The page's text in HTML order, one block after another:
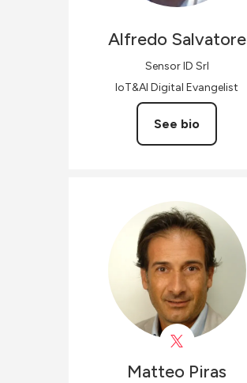
Alfredo Salvatore
Sensor ID Srl
IoT&AI Digital Evangelist
See bio
Matteo Piras